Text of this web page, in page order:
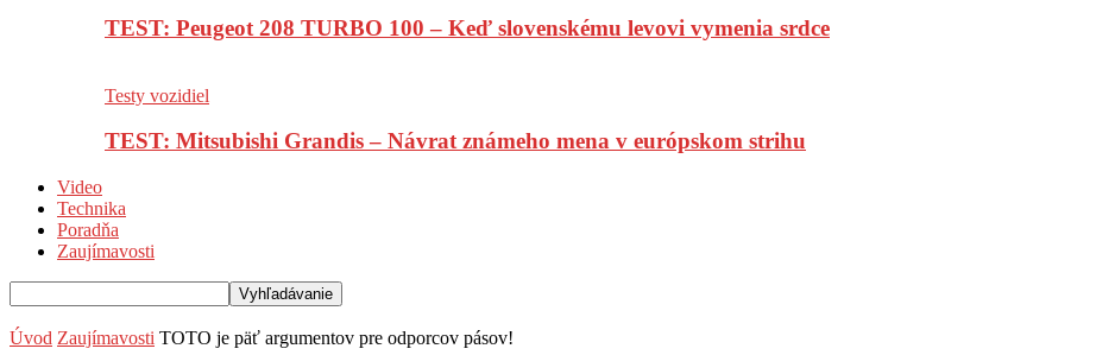
TEST: Peugeot 208 TURBO 100 – Keď slovenskému levovi vymenia srdce
Testy vozidiel
TEST: Mitsubishi Grandis – Návrat známeho mena v európskom strihu
Video
Technika
Poradňa
Zaujímavosti
Úvod Zaujímavosti TOTO je päť argumentov pre odporcov pásov!